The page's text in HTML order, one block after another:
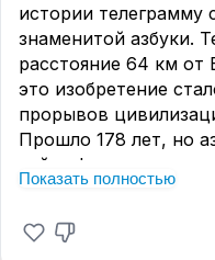
истории телеграмму
знаменитой азбуки.
расстояние 64 км
это изобретение
прорывов
Прошло 178 лет, но
сейчас!
информатики, когда
Показать полностью